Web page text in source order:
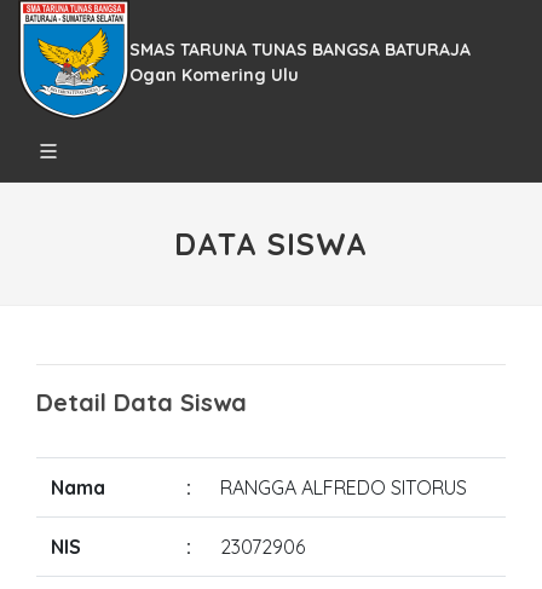
SMAS TARUNA TUNAS BANGSA BATURAJA
Ogan Komering Ulu
DATA SISWA
Detail Data Siswa
Nama : RANGGA ALFREDO SITORUS
NIS : 23072906